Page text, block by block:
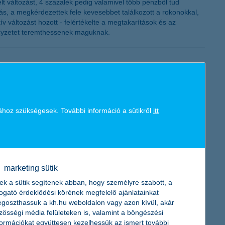
változást, 4 százalék pedig valamivel több pénzből tud
a megkérdezettek fele kevesebbet találkozott a rokonokkal,
változást hozott - felértékelte a megtakarítások és az
teremthessenek maguknak.
közel 1500 szerződést kötött. A pénzintézet által
legaktívabbnak a hitelfelvételben, míg a települések között
27 millió forint, azaz lakásonként átlagosan 75 ezer
szükségesek. További információ a sütikről itt
marketing sütik
a sütik segítenek abban, hogy személyre szabott, a
érdeklődési körének megfelelő ajánlatainkat
a kh.hu weboldalon vagy azon kívül, akár
média felületeken is, valamint a böngészési
együttesen kezelhessük az ismert további